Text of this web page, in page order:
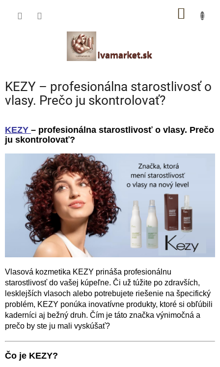
KEZY – profesionálna starostlivosť o
vlasy. Prečo ju skontrolovať?
KEZY – profesionálna starostlivosť o vlasy. Prečo
ju skontrolovať?
Vlasová kozmetika KEZY prináša profesionálnu
starostlivosť do vašej kúpeľne. Či už túžite po zdravších,
lesklejších vlasoch alebo potrebujete riešenie na špecifický
problém, KEZY ponúka inovatívne produkty, ktoré si obľúbili
kaderníci aj bežný druh. Čím je táto značka výnimočná a
prečo by ste ju mali vyskúšať?
Čo je KEZY?
IVAMARKET poradca